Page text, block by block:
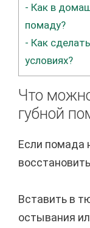
- Как в
помаду?
- Как
условиях?
Что
губной
Если помада
Вставить в
остывания